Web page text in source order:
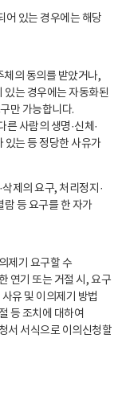
어 있는 경우에는 해당
체의 동의를 받았거나,
있는 경우에는 자동화된
만 가능합니다.
른 사람의 생명·신체·
있는 등 정당한 사유가
제의 요구, 처리정지·
등 요구를 한 자가
제기 요구할 수
연기 또는 거절 시, 요구
유 및 이의제기 방법
등 조치에 대하여
서 서식으로 이의신청할